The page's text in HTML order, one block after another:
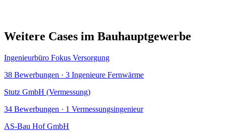
Weitere Cases im Bauhauptgewerbe
Ingenieurbüro Fokus Versorgung
38 Bewerbungen · 3 Ingenieure Fernwärme
Stutz GmbH (Vermessung)
34 Bewerbungen · 1 Vermessungsingenieur
AS-Bau Hof GmbH